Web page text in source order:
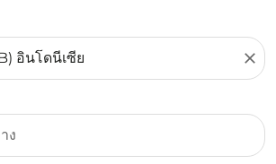
close